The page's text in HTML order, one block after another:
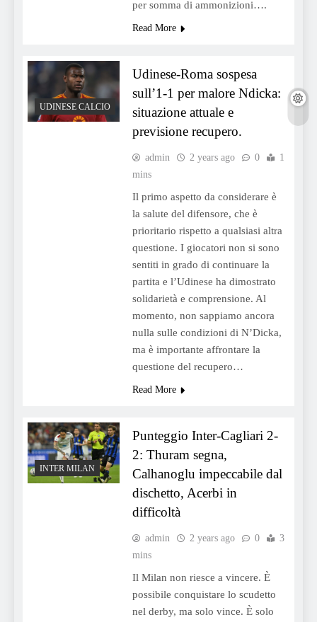
per somma di ammonizioni….
Read More
UDINESE CALCIO
Udinese-Roma sospesa
sull’1-1 per malore Ndicka:
situazione attuale e
previsione recupero.
admin 2 years ago 0
1
mins
Il primo aspetto da considerare è
la salute del difensore, che è
prioritario rispetto a qualsiasi altra
questione. I giocatori non si sono
sentiti in grado di continuare la
partita e l’Udinese ha dimostrato
solidarietà e comprensione. Al
momento, non sappiamo ancora
nulla sulle condizioni di N’Dicka,
ma è importante affrontare la
questione del recupero…
Read More
INTER MILAN
Punteggio Inter-Cagliari 2-
2: Thuram segna,
Calhanoglu impeccabile dal
dischetto, Acerbi in
difficoltà
admin 2 years ago 0
3
mins
Il Milan non riesce a vincere. È
possibile conquistare lo scudetto
nel derby, ma solo vince. È solo